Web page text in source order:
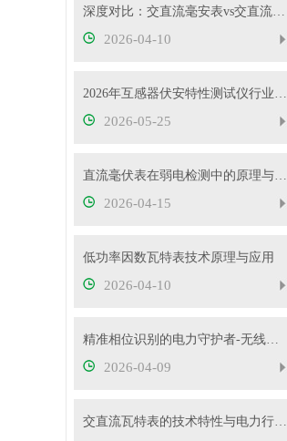
深度对比：交直流毫安表vs交直流安培表vs交直流伏特表
2026-04-10
2026年互感器伏安特性测试仪行业发展概况
2026-05-25
直流毫伏表在弱电检测中的原理与性能优势
2026-04-15
低功率因数瓦特表技术原理与应用
2026-04-10
精准相位识别的电力守护者-无线高压核相仪
2026-04-09
交直流瓦特表的技术特性与电力行业应用实践